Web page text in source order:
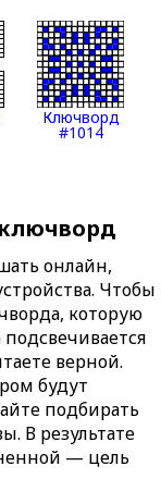
Ключворд
#1014
онлайн,
Чтобы
которую
верной.
будут
подбирать
В результате
— цель